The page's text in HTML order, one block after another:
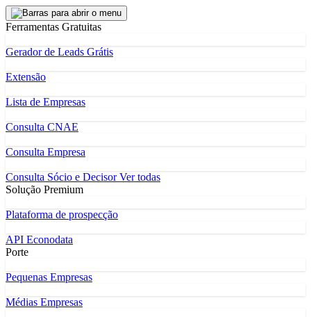
Ferramentas Gratuitas
Gerador de Leads Grátis
Extensão
Lista de Empresas
Consulta CNAE
Consulta Empresa
Consulta Sócio e DecisorVer todas
Solução Premium
Plataforma de prospecção
API Econodata
Porte
Pequenas Empresas
Médias Empresas